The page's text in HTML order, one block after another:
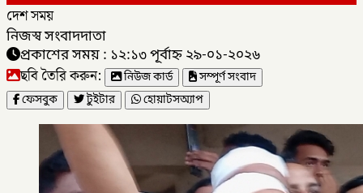
দেশ সময়
নিজস্ব সংবাদদাতা
প্রকাশের সময় : ১২:১৩ পূর্বাহ্ন ২৯-০১-২০২৬
ছবি তৈরি করুন: নিউজ কার্ড
সম্পূর্ণ সংবাদ
ফেসবুক
টুইটার হোয়াটসঅ্যাপ